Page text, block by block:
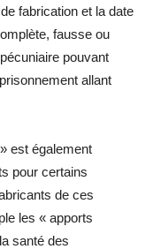
fabrication et la date
fausse ou
pouvant
allant
est également
pour certains
de ces
les « apports
santé des